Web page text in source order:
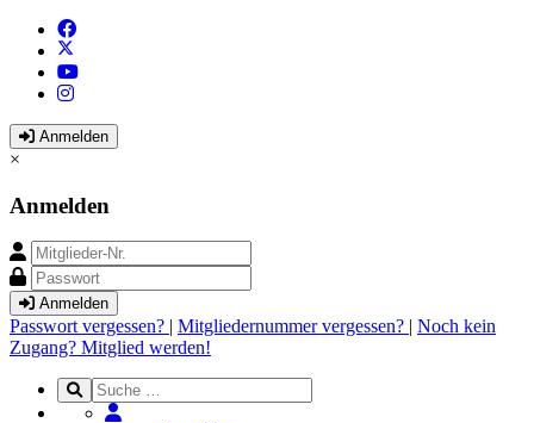
Anmelden
×
Anmelden
Anmelden
Passwort vergessen? | Mitgliedernummer vergessen? | Noch kein
Zugang? Mitglied werden!